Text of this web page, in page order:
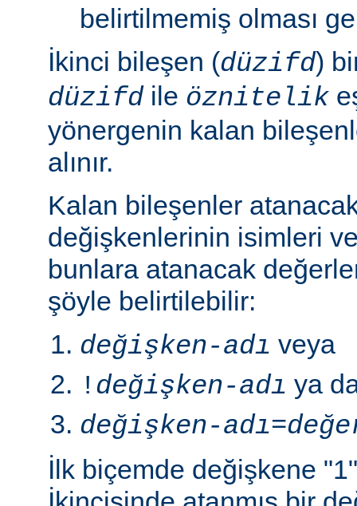
belirtilmemiş olması
İkinci bileşen (düzifd)
düzifdile öznitelik
yönergenin kalan
alınır.
Kalan bileşenler
değişkenlerinin isimleri
bunlara atanacak
şöyle belirtilebilir:
değişken-adı veya
! değişken-adı ya
değişken-adı=
İlk biçemde değişkene